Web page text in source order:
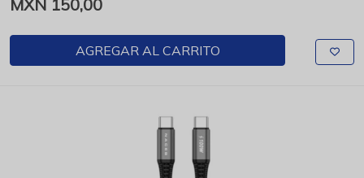
MXN 150,00
AGREGAR AL CARRITO